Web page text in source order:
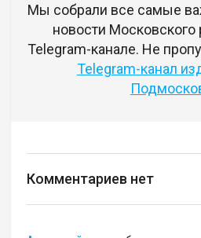
Мы собрали все самые
новости Московского
Telegram-канале. Не
Telegram-канал
Комментариев нет